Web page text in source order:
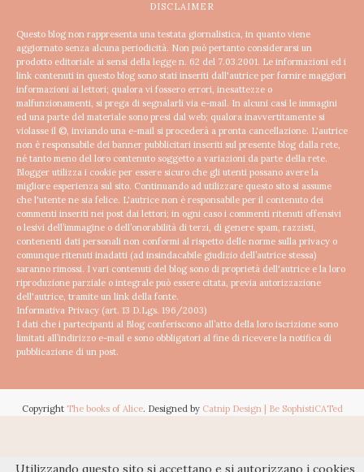
DISCLAIMER
Questo blog non rappresenta una testata giornalistica, in quanto viene
aggiornato senza alcuna periodicità. Non può pertanto considerarsi un
prodotto editoriale ai sensi della legge n. 62 del 7.03.2001. Le informazioni ed i
link contenuti in questo blog sono stati inseriti dall'autrice per fornire maggiori
informazioni ai lettori; qualora vi fossero errori, inesattezze o
malfunzionamenti, si prega di segnalarli via e-mail. In alcuni casi le immagini
ed una parte del materiale sono presi dal web; qualora inavvertitamente si
violasse il ©, inviando una e-mail si procederà a pronta cancellazione. L'autrice
non è responsabile dei banner pubblicitari inseriti sul presente blog dalla rete,
né tanto meno del loro contenuto soggetto a variazioni da parte della rete.
Blogger utilizza i cookie per essere sicuro che gli utenti possano avere la
migliore esperienza sul sito. Continuando ad utilizzare questo sito si assume
che l'utente ne sia felice. L'autrice non è responsabile per il contenuto dei
commenti inseriti nei post dai lettori; in ogni caso i commenti ritenuti offensivi
o lesivi dell’immagine o dell’onorabilità di terzi, di genere spam, razzisti,
contenenti dati personali non conformi al rispetto delle norme sulla privacy o
comunque ritenuti inadatti (ad insindacabile giudizio dell’autrice stessa)
saranno rimossi. I vari contenuti del blog sono di proprietà dell'autrice e la loro
riproduzione parziale o integrale può essere citata, previa autorizzazione
dell'autrice, tramite un link della fonte.
Informativa Privacy (art. 13 D.Lgs. 196/2003)
I dati che i partecipanti al Blog conferiscono all’atto della loro iscrizione sono
limitati all’indirizzo e-mail e sono obbligatori al fine di ricevere la notifica di
pubblicazione di un post.
Copyright The books of Alice. Designed by Catnip Design | Be SophistiCATed
Utilizzando questo sito si accettano e si autorizzano i cookies